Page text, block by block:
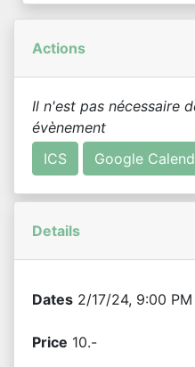
Actions
Il n'est pas nécessaire
évènement
ICS
Google
Details
Dates 2/17/24, 9:00 PM
Price 10.-